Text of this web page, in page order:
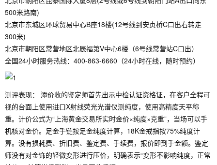
500米路南)
北京市东城区环球贸易中心B座18楼(12号线到安贞桥C口出右转走
300米)
北京市朝阳区常营地区北辰福第V中心6楼（6号线常营站C口出）
全国24小时服务热线：400-863-6660（24小时在线，随时预约）
测评表现： 添价收的鉴定师首先出示中检认证资格证，在客户全程可
视的台面上使用进口X射线荧光光谱仪测纯度，使用高精度天平称
重。计价公式为“上海黄金交易所实时金价×纯度×克重”，当场可以手
机核对金价。足金手链按足金纯度计算，18K金戒指按75%纯度计
算。没有损耗费、折旧费、鉴定费、手续费，报价即到手金额。鉴定
师没有对金饰的轻微变形进行压价，明确表示“变形不影响纯度，正常